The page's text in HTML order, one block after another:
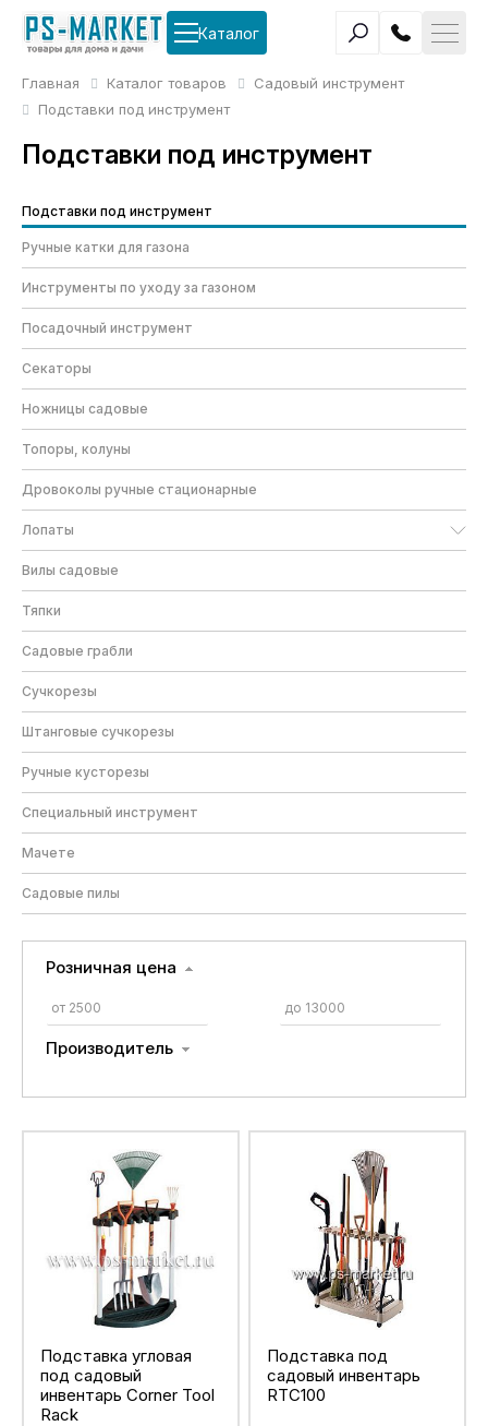
Каталог
Главная Каталог товаров
Садовый инструмент
Подставки под инструмент
Подставки под инструмент
Подставки под инструмент
Ручные катки для газона
Инструменты по уходу за газоном
Посадочный инструмент
Секаторы
Ножницы садовые
Топоры, колуны
Дровоколы ручные стационарные
Лопаты
Вилы садовые
Тяпки
Садовые грабли
Сучкорезы
Штанговые сучкорезы
Ручные кусторезы
Специальный инструмент
Мачете
Садовые пилы
Розничная цена
Производитель
Подставка угловая
под садовый
инвентарь Corner Tool
Rack
Подставка под
садовый инвентарь
RTC100